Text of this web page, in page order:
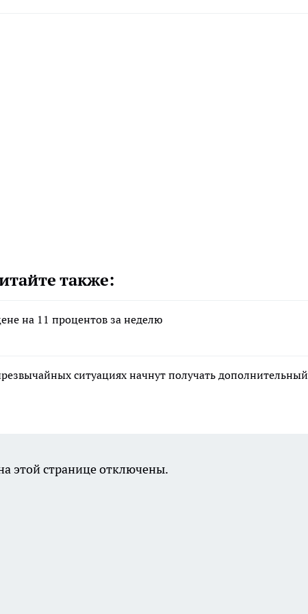
также:
на 11 процентов за неделю
ситуациях начнут получать дополнительный
этой странице отключены.